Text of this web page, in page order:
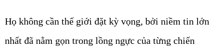
Họ không cần thế giới đặt kỳ vọng, bởi niềm tin lớn
nhất đã nằm gọn trong lồng ngực của từng chiến